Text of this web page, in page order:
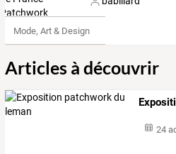
Mode, Art & Design
Articles à découvrir
24